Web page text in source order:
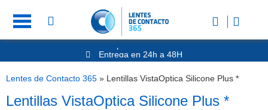
Nº1 en Opinión de los Clientes
Entrega en 24h a 48H
-20% Gafas de Lectura
Nº1 en Opinión de los Clientes
Lentes de Contacto 365 » Lentillas VistaOptica Silicone Plus *
Lentillas VistaOptica Silicone Plus *